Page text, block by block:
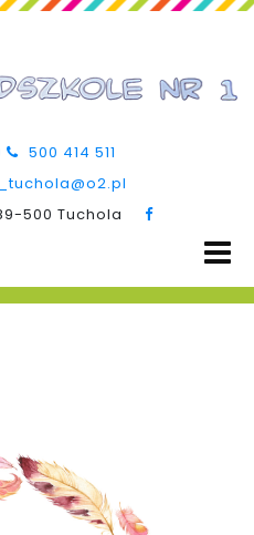
500 414 511
500 Tuchola